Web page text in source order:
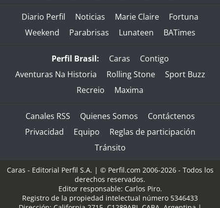
Diario Perfil Noticias Marie Claire
Fortuna
Weekend
Parabrisas Lunateen BATimes
Perfil Brasil: Caras
Contigo
Aventuras Na Historia
Rolling Stone
Sport Buzz
Recreio
Maxima
Canales RSS Quienes Somos
Contáctenos
Privacidad
Equipo
Reglas de participación
Tránsito
Caras - Editorial Perfil S.A. | © Perfil.com 2006-2026 - Todos los
derechos reservados.
Editor responsable: Carlos Piro.
Registro de la propiedad intelectual número 5346433